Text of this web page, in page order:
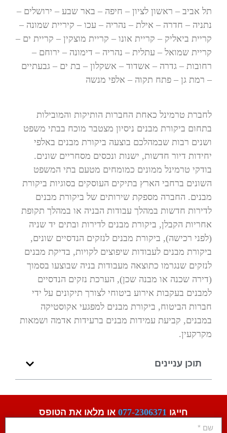
תל אביב – ראשון לציון – חיפה – באר שבע – ירושלים –
נתניה – חדרה – אילת – נהריה – עכו – קיריית שמונה –
קריית ביאליק – קריית אונו – קריית מוצקין – קריית ים –
קריית שמואל – עתלית – נהריה – דימונה – ירוחם –
רחובות – גדרה – אשדוד – אשקלון – בת ים – גבעתיים
– רמת גן – פתח תקוה – אלפי מנשה
לחברת טרמינל כאחת החברות הותיקות והמובילות
בתחום ביקורת מבנים ניסיון מצטבר מוכח בבתי משפט
ושנים רבות שבמהלכם בוצעה ביקורת מבנים באלפי
יחידות דיור חדשות, ישנות ונכסים מסחריים שונים.
בודקי טרמינל ממונים כמומחים מטעם בתי המשפט
השונים ברחבי הארץ בתיקים העוסקים בסוגיות ביקורת
מבנים. החברה מספקת שירותים של ביקורת מבנים
לדירות חדשות במהלך עבודות הבניה או במהלך תקופת
אחריות הקבלן, ביקורת מבנים לדירות ובתים יד שניה
(לפני רכישה), ביקורת מבנים לנזקים הנדסיים שונים,
ביקורת מבנים לעבודות שיפוצים לקויות, בדיקת מבנים
לנזקים שנגרמו כתוצאה מעבודות בניה שבוצעו בסמוך
(דירה שכנה או מבנה שכן), הערכת נזקים הנדסיים
למבנים בעקבות אירוע ביטוחי לצורך תיקונים על ידי
חברות הביטוח, ביקורת מבנים למפגעי אקוסטיקה
במבנים, קביעת עמידות מבנים ברעידות אדמה ושמאות
מקרקעין.
תוכן עניינים
חייגו 077-2306371 או מלאו את הטופס